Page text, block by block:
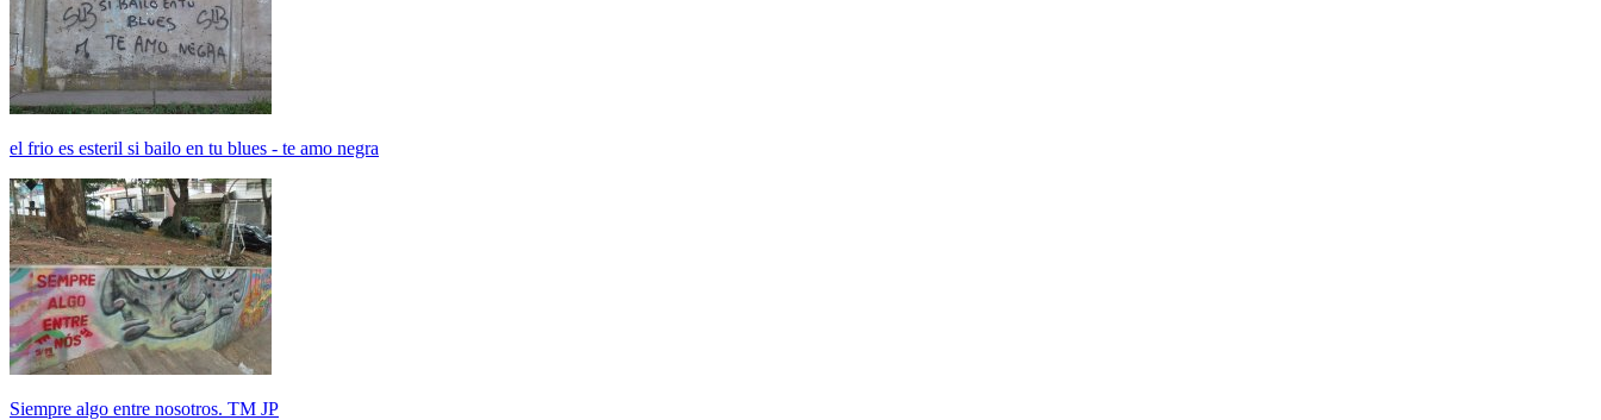
el frio es esteril si bailo en tu blues - te amo negra
Siempre algo entre nosotros. TM JP